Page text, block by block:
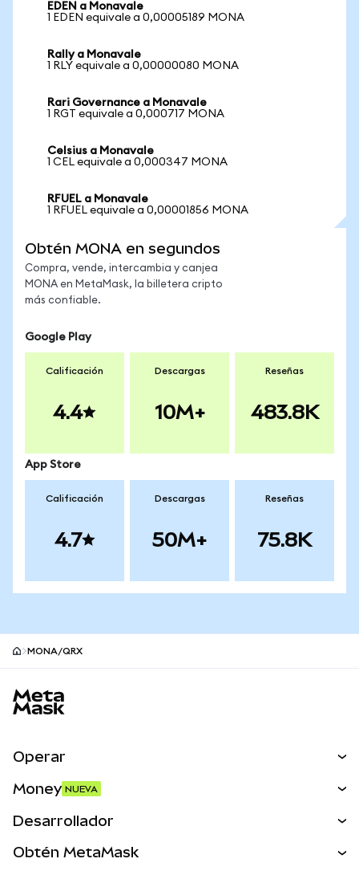
EDEN a Monavale
1 EDEN equivale a 0,00005189 MONA
Rally a Monavale
1 RLY equivale a 0,00000080 MONA
Rari Governance a Monavale
1 RGT equivale a 0,000717 MONA
Celsius a Monavale
1 CEL equivale a 0,000347 MONA
RFUEL a Monavale
1 RFUEL equivale a 0,00001856 MONA
Obtén MONA en segundos
Compra, vende, intercambia y canjea
MONA en MetaMask, la billetera cripto
más confiable.
Google Play
Calificación
4.4
Descargas
10M+
Reseñas
483.8K
App Store
Calificación
4.7
Descargas
50M+
Reseñas
75.8K
MONA/QRX
Operar
Activos del mundo real
Money NUEVA
Desarrollador
Obtén MetaMask